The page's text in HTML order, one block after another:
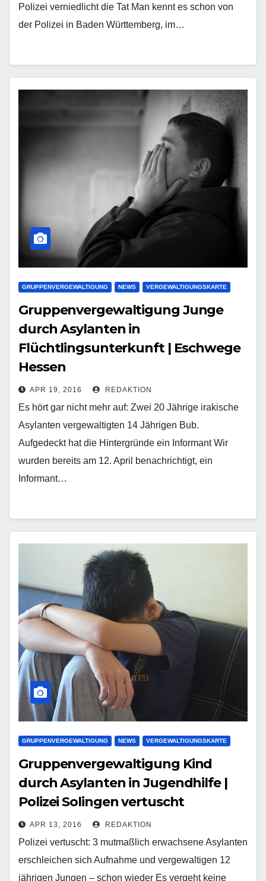
Polizei verniedlicht die Tat Man kennt es schon von
der Polizei in Baden Württemberg, im…
GRUPPENVERGEWALTIGUNG NEWS VERGEWALTIGUNGSKARTE
Gruppenvergewaltigung Junge
durch Asylanten in
Flüchtlingsunterkunft | Eschwege
Hessen
APR 19, 2016 REDAKTION
Es hört gar nicht mehr auf: Zwei 20 Jährige irakische
Asylanten vergewaltigten 14 Jährigen Bub.
Aufgedeckt hat die Hintergründe ein Informant Wir
wurden bereits am 12. April benachrichtigt, ein
Informant…
GRUPPENVERGEWALTIGUNG NEWS VERGEWALTIGUNGSKARTE
Gruppenvergewaltigung Kind
durch Asylanten in Jugendhilfe |
Polizei Solingen vertuscht
APR 13, 2016 REDAKTION
Polizei vertuscht: 3 mutmaßlich erwachsene Asylanten
erschleichen sich Aufnahme und vergewaltigen 12
jährigen Jungen – schon wieder Es vergeht keine